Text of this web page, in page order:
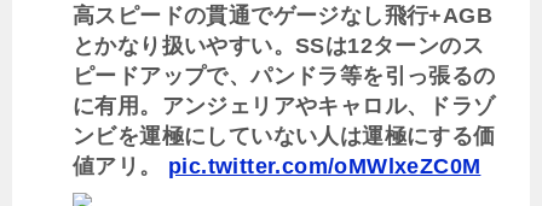
高スピードの貫通でゲージなし飛行+AGB
とかなり扱いやすい。SSは12ターンのス
ピードアップで、パンドラ等を引っ張るの
に有用。アンジェリアやキャロル、ドラゾ
ンビを運極にしていない人は運極にする価
値アリ。 pic.twitter.com/oMWlxeZC0M